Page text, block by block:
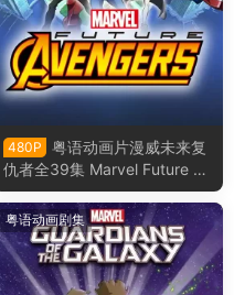
480P
粤语动画片漫威未来复
仇者全39集 Marvel Future Av
engers粤语版
粤语动画剧集